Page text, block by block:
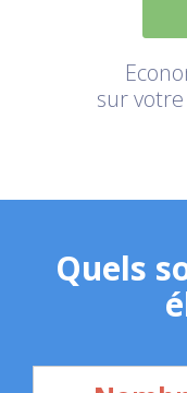
sur
Quels